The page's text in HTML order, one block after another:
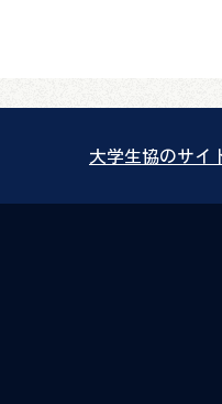
大学生協のサイ